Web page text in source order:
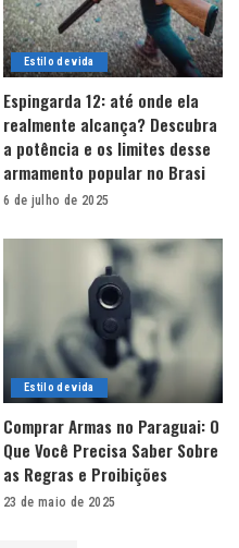
Estilo de vida
Espingarda 12: até onde ela
realmente alcança? Descubra
a potência e os limites desse
armamento popular no Brasi
6 de julho de 2025
Estilo de vida
Comprar Armas no Paraguai: O
Que Você Precisa Saber Sobre
as Regras e Proibições
23 de maio de 2025